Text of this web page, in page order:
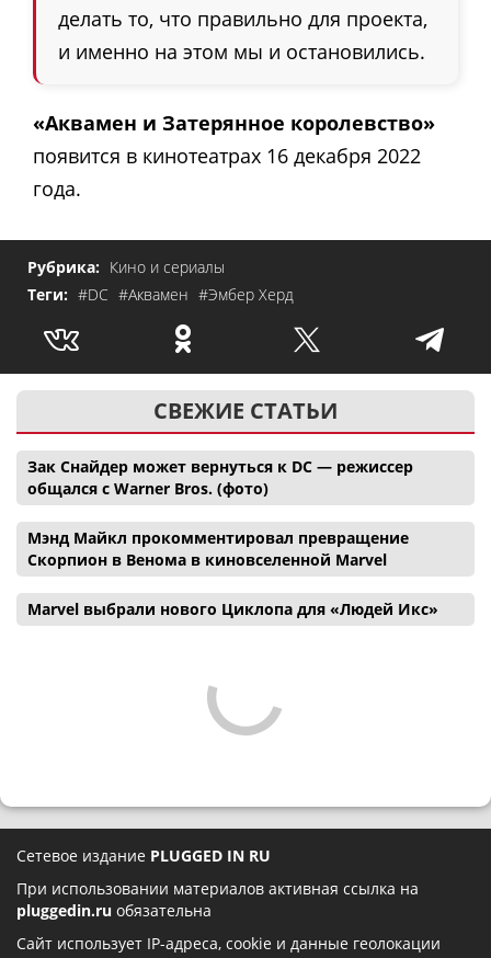
делать то, что правильно для проекта,
и именно на этом мы и остановились.
«Аквамен и Затерянное королевство»
появится в кинотеатрах 16 декабря 2022
года.
Рубрика: Кино и сериалы
Теги: #DC #Аквамен #Эмбер Херд
СВЕЖИЕ СТАТЬИ
Зак Снайдер может вернуться к DC — режиссер
общался с Warner Bros. (фото)
Мэнд Майкл прокомментировал превращение
Скорпион в Венома в киновселенной Marvel
Marvel выбрали нового Циклопа для «Людей Икс»
Сетевое издание PLUGGED IN RU
При использовании материалов активная ссылка на
pluggedin.ru обязательна
Сайт использует IP-адреса, cookie и данные геолокации